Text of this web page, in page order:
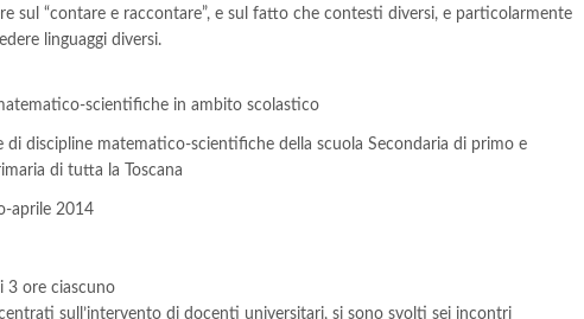
sul “contare e raccontare”, e sul fatto che contesti diversi, e particolarmente
linguaggi diversi.
scientifiche in ambito scolastico
di discipline matematico-scientifiche della scuola Secondaria di primo e
di tutta la Toscana
aprile 2014
3 ore ciascuno
sull’intervento di docenti universitari, si sono svolti sei incontri